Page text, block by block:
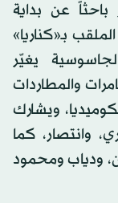
محترف يقرر
عن بداية
بـ«كناريا»
يغيّر
والمطاردات
ويشارك
وانتصار، كما
ودياب ومحمود